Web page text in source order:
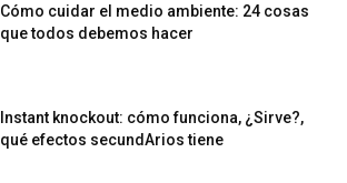
Cómo cuidar el medio ambiente: 24 cosas
que todos debemos hacer
Instant knockout: cómo funciona, ¿Sirve?,
qué efectos secundArios tiene